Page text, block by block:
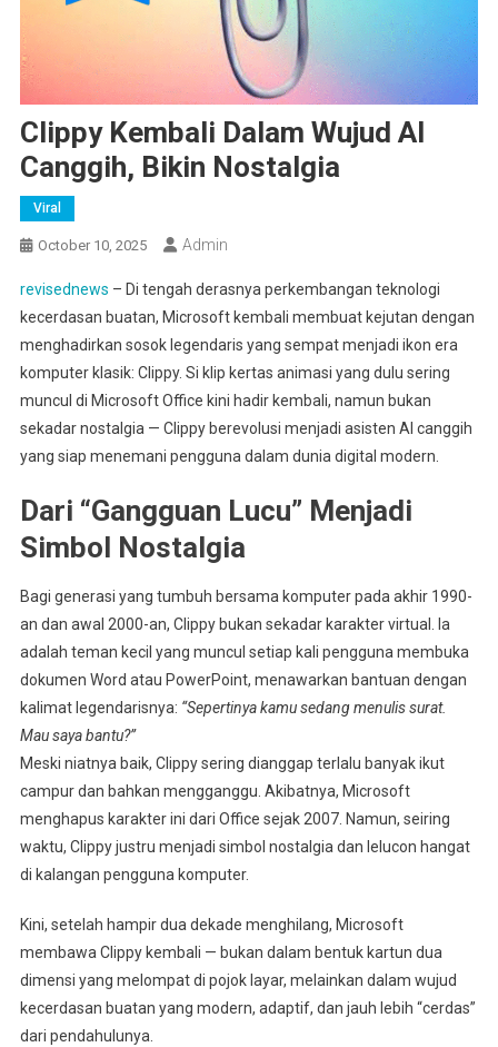
Clippy Kembali Dalam Wujud AI
Canggih, Bikin Nostalgia
Viral
October 10, 2025 Admin
revisednews – Di tengah derasnya perkembangan teknologi
kecerdasan buatan, Microsoft kembali membuat kejutan dengan
menghadirkan sosok legendaris yang sempat menjadi ikon era
komputer klasik: Clippy. Si klip kertas animasi yang dulu sering
muncul di Microsoft Office kini hadir kembali, namun bukan
sekadar nostalgia — Clippy berevolusi menjadi asisten AI canggih
yang siap menemani pengguna dalam dunia digital modern.
Dari “Gangguan Lucu” Menjadi
Simbol Nostalgia
Bagi generasi yang tumbuh bersama komputer pada akhir 1990-
an dan awal 2000-an, Clippy bukan sekadar karakter virtual. Ia
adalah teman kecil yang muncul setiap kali pengguna membuka
dokumen Word atau PowerPoint, menawarkan bantuan dengan
kalimat legendarisnya: “Sepertinya kamu sedang menulis surat.
Mau saya bantu?”
Meski niatnya baik, Clippy sering dianggap terlalu banyak ikut
campur dan bahkan mengganggu. Akibatnya, Microsoft
menghapus karakter ini dari Office sejak 2007. Namun, seiring
waktu, Clippy justru menjadi simbol nostalgia dan lelucon hangat
di kalangan pengguna komputer.
Kini, setelah hampir dua dekade menghilang, Microsoft
membawa Clippy kembali — bukan dalam bentuk kartun dua
dimensi yang melompat di pojok layar, melainkan dalam wujud
kecerdasan buatan yang modern, adaptif, dan jauh lebih “cerdas”
dari pendahulunya.